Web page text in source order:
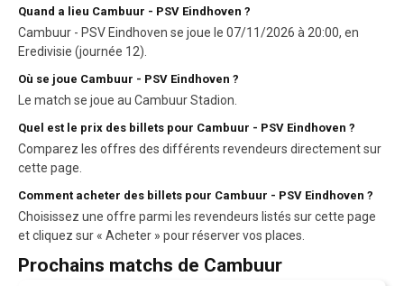
Quand a lieu Cambuur - PSV Eindhoven ?
Cambuur - PSV Eindhoven se joue le 07/11/2026 à 20:00, en
Eredivisie (journée 12).
Où se joue Cambuur - PSV Eindhoven ?
Le match se joue au Cambuur Stadion.
Quel est le prix des billets pour Cambuur - PSV Eindhoven ?
Comparez les offres des différents revendeurs directement sur
cette page.
Comment acheter des billets pour Cambuur - PSV Eindhoven ?
Choisissez une offre parmi les revendeurs listés sur cette page
et cliquez sur « Acheter » pour réserver vos places.
Prochains matchs de Cambuur